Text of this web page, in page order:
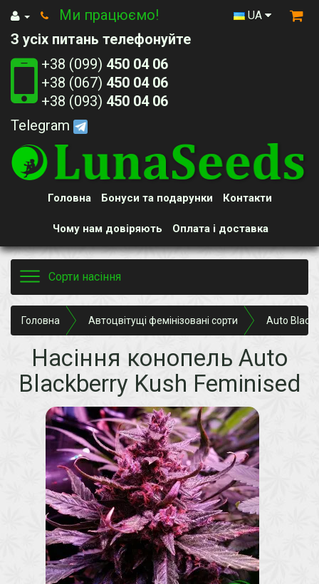
UA
Ми працюємо!
З усіх питань телефонуйте
+38 (099) 450 04 06
+38 (067) 450 04 06
+38 (093) 450 04 06
Telegram
Головна
Чому нам довіряють
Контакти
Бонуси та подарунки
Оплата і доставка
Toggle
navigation
Сорти насіння
Головна Автоцвітущі фемінізовані сорти Auto
Насіння конопель Auto
Blackberry Kush Feminised